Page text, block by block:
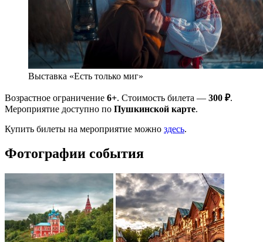
Выставка «Есть только миг»
Возрастное ограничение 6+. Стоимость билета — 300 ₽.
Мероприятие доступно по Пушкинской карте.
Купить билеты на мероприятие можно здесь.
Фотографии события